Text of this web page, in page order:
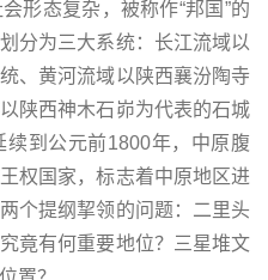
形态复杂，被称作“邦国”的
分为三大系统：长江流域以
、黄河流域以陕西襄汾陶寺
陕西神木石峁为代表的石城
到公元前1800年，中原腹
权国家，标志着中原地区进
个提纲挈领的问题：二里头
竟有何重要地位？三星堆文